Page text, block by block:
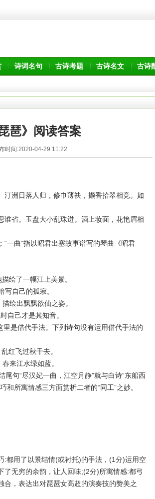
诗词名句 古诗考题 古诗名文 古诗
琶》阅读答案
时间:2020-04-29 11:22
洲日落人归，修巾薄袂，撷香拾翠相竞。如
省。玉盘大小乱珠迸。酒上妆面，花艳眉相
“一曲”指以昭君出塞故事谱写的琴曲《昭君
绘了一幅江上美景。
写自己的孤寂。
绘出飘飘欲仙之姿。
自己才是其知音。
是借代手法。下列诗句没有运用借代手法的
红飞过秋千去。
来江水绿如蓝。
句“尽汉妃一曲，江空月静”就与白诗“东船西
所寓情感三方面赏析二者的“同工”之妙。
都用了以景结情(或衬托)的手法，(1分)运用空
无穷的余韵，让人回味;(2分)所寓情感:都弓
，表达出对琵琶女高超的演奏技的赞美之